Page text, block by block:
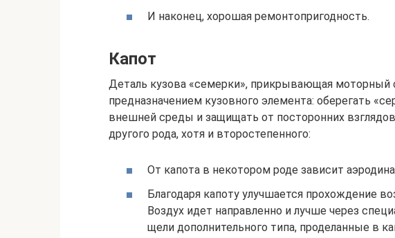
И наконец, хорошая ремонтопригодность.
Капот
Деталь кузова «семерки», прикрывающая моторный
предназначением кузовного элемента: оберегать
внешней среды и защищать от посторонних
другого рода, хотя и второстепенного:
От капота в некотором роде зависит
Благодаря капоту улучшается прохождение
Воздух идет направленно и лучше через
щели дополнительного типа, проделанные в